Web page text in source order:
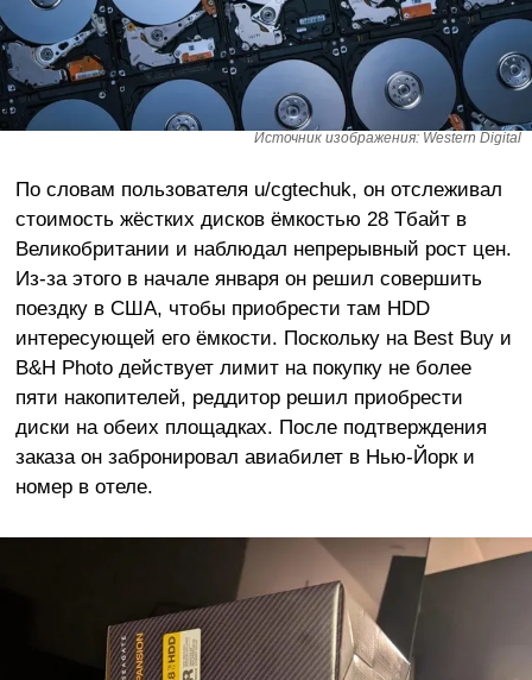
Источник изображения: Western Digital
По словам пользователя u/cgtechuk, он отслеживал
стоимость жёстких дисков ёмкостью 28 Тбайт в
Великобритании и наблюдал непрерывный рост цен.
Из-за этого в начале января он решил совершить
поездку в США, чтобы приобрести там HDD
интересующей его ёмкости. Поскольку на Best Buy и
B&H Photo действует лимит на покупку не более
пяти накопителей, реддитор решил приобрести
диски на обеих площадках. После подтверждения
заказа он забронировал авиабилет в Нью-Йорк и
номер в отеле.